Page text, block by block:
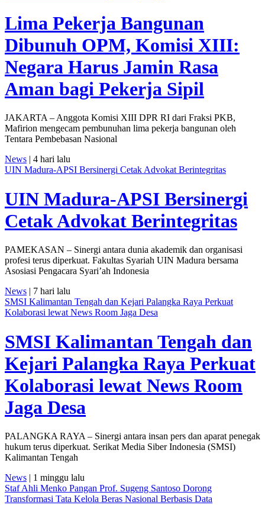
Lima Pekerja Bangunan
Dibunuh OPM, Komisi XIII:
Negara Harus Jamin Rasa
Aman bagi Pekerja Sipil
JAKARTA – Anggota Komisi XIII DPR RI dari Fraksi PKB,
Mafirion mengecam pembunuhan lima pekerja bangunan oleh
Tentara Pembebasan Nasional
News | 4 hari lalu
UIN Madura-APSI Bersinergi Cetak Advokat Berintegritas
UIN Madura-APSI Bersinergi
Cetak Advokat Berintegritas
PAMEKASAN – Sinergi antara dunia akademik dan organisasi
profesi terus diperkuat. Fakultas Syariah UIN Madura bersama
Asosiasi Pengacara Syari’ah Indonesia
News | 7 hari lalu
SMSI Kalimantan Tengah dan Kejari Palangka Raya Perkuat
Kolaborasi lewat News Room Jaga Desa
SMSI Kalimantan Tengah dan
Kejari Palangka Raya Perkuat
Kolaborasi lewat News Room
Jaga Desa
PALANGKA RAYA – Sinergi antara insan pers dan aparat penegak
hukum terus diperkuat. Serikat Media Siber Indonesia (SMSI)
Kalimantan Tengah
News | 1 minggu lalu
Staf Ahli Menko Pangan Prof. Sugeng Santoso Dorong
Transformasi Tata Kelola Beras Nasional Berbasis Data